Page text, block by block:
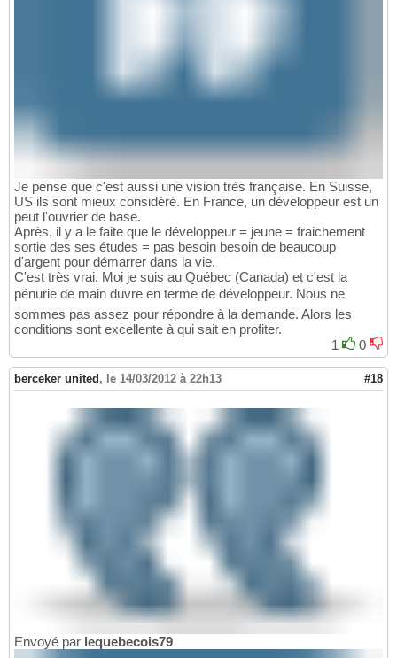
Je pense que c'est aussi une vision très française. En Suisse,
US ils sont mieux considéré. En France, un développeur est un
peut l'ouvrier de base.
Après, il y a le faite que le développeur = jeune = fraichement
sortie des ses études = pas besoin besoin de beaucoup
d'argent pour démarrer dans la vie.
C'est très vrai. Moi je suis au Québec (Canada) et c'est la
pénurie de main duvre en terme de développeur. Nous ne
sommes pas assez pour répondre à la demande. Alors les
conditions sont excellente à qui sait en profiter.
1
0
berceker united , le 14/03/2012 à 22h13 #18
Envoyé par lequebecois79